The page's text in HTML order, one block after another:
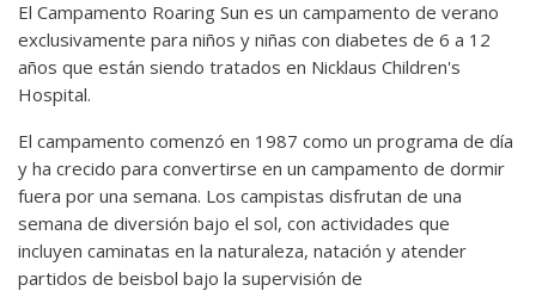
El Campamento Roaring Sun es un campamento de verano
exclusivamente para niños y niñas con diabetes de 6 a 12
años que están siendo tratados en Nicklaus Children's
Hospital.
El campamento comenzó en 1987 como un programa de día
y ha crecido para convertirse en un campamento de dormir
fuera por una semana. Los campistas disfrutan de una
semana de diversión bajo el sol, con actividades que
incluyen caminatas en la naturaleza, natación y atender
partidos de beisbol bajo la supervisión de